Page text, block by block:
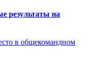
результаты на
в общекомандном